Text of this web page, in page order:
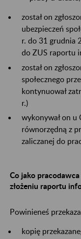
został on
ubezpieczeń
r. do 31 grudnia
do ZUS raportu
został on
społecznego
kontynuował
r.)
wykonywał on u
równorzędną z
zaliczanej do
Co jako
złożeniu raportu
Powinieneś
kopię